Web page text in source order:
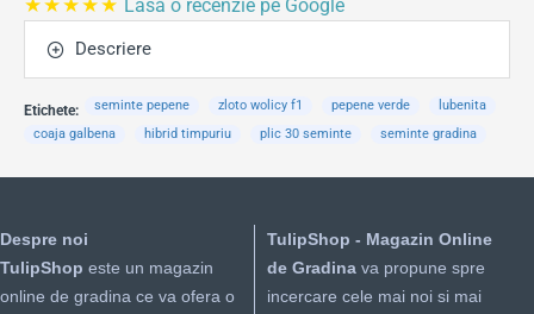
★★★★★ Lasă o recenzie pe Google
Descriere
Etichete: seminte pepene zloto wolicy f1 pepene verde
lubenita
coaja galbena
hibrid timpuriu plic 30 seminte seminte gradina
Despre noi
TulipShop este un magazin
online de gradina ce va ofera o
TulipShop - Magazin Online
de Gradinava propune spre
incercare cele mai noi si mai